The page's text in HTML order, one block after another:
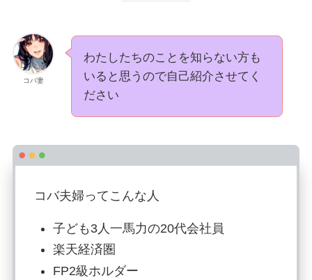
コバ妻
わたしたちのことを知らない方も
いると思うので自己紹介させてく
ださい
コバ夫婦ってこんな人
子ども3人一馬力の20代会社員
楽天経済圏
FP2級ホルダー